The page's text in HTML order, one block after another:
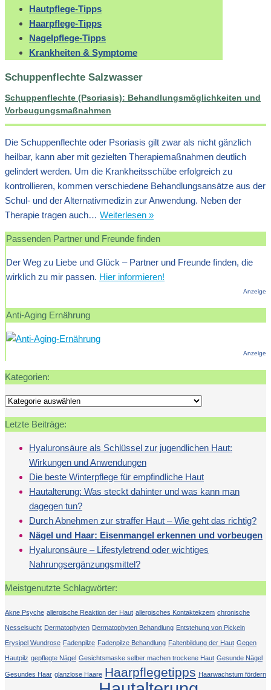
Hautpflege-Tipps
Haarpflege-Tipps
Nagelpflege-Tipps
Krankheiten & Symptome
Schuppenflechte Salzwasser
Schuppenflechte (Psoriasis): Behandlungsmöglichkeiten und
Vorbeugungsmaßnahmen
Die Schuppenflechte oder Psoriasis gilt zwar als nicht gänzlich
heilbar, kann aber mit gezielten Therapiemaßnahmen deutlich
gelindert werden. Um die Krankheitsschübe erfolgreich zu
kontrollieren, kommen verschiedene Behandlungsansätze aus der
Schul- und der Alternativmedizin zur Anwendung. Neben der
Therapie tragen auch… Weiterlesen »Schuppenflechte
(Psoriasis):
Behandlungsmöglichkeiten
und
Vorbeugungsmaßnahmen
Passenden Partner und Freunde finden
Der Weg zu Liebe und Glück – Partner und Freunde finden, die
wirklich zu mir passen. Hier informieren!
Anzeige
Anti-Aging Ernährung
Anzeige
Kategorien:
Kategorien:
Letzte Beiträge:
Hyaluronsäure als Schlüssel zur jugendlichen Haut:
Wirkungen und Anwendungen
Die beste Winterpflege für empfindliche Haut
Hautalterung: Was steckt dahinter und was kann man
dagegen tun?
Durch Abnehmen zur straffer Haut – Wie geht das richtig?
Nägel und Haar: Eisenmangel erkennen und vorbeugen
Hyaluronsäure – Lifestyletrend oder wichtiges
Nahrungsergänzungsmittel?
Meistgenutzte Schlagwörter:
Akne Psyche allergische Reaktion der Haut allergisches Kontaktekzem chronische
Nesselsucht Dermatophyten Dermatophyten Behandlung Entstehung von Pickeln
Erysipel Wundrose Fadenpilze Fadenpilze Behandlung Faltenbildung der Haut Gegen
Hautpilz gepflegte Nägel Gesichtsmaske selber machen trockene Haut Gesunde Nägel
Gesundes Haar glanzlose Haare Haarpflegetipps Haarwachstum fördern